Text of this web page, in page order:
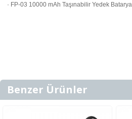
· FP-03 10000 mAh Taşınabilir Yedek Batarya
Benzer Ürünler